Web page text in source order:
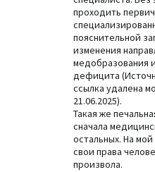
проходить
пояснительной
изменения
медобразования
дефицита
ссылка удалена
21.06.2025).
Такая же
сначала
остальных. На
свои права
произвола.